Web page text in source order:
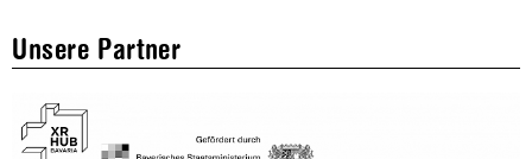
Unsere Partner